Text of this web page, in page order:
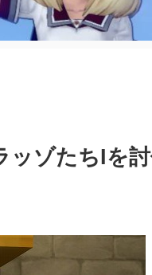
ッゾたちIを